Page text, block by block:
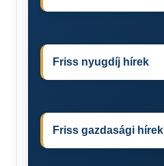
Friss nyugdíj hírek
Friss gazdasági hírek